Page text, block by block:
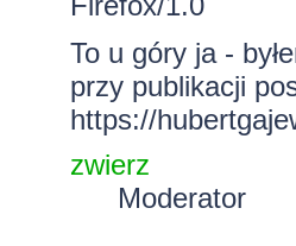
To u góry ja -
przy publikacji
https://
zwierz
Moderator